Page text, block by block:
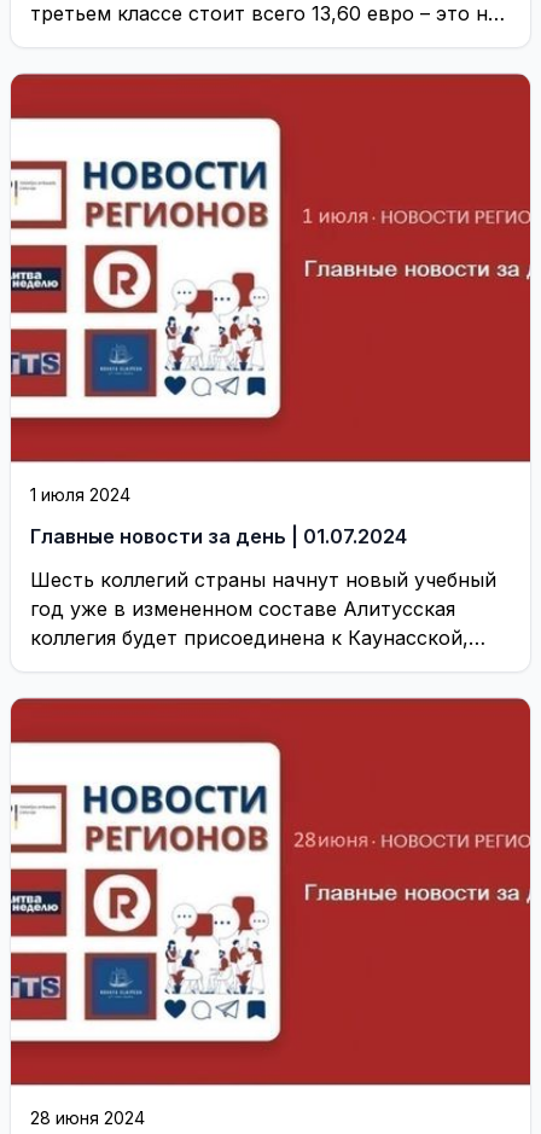
третьем классе стоит всего 13,60 евро – это на
...
1 июля 2024
Главные новости за день | 01.07.2024
Шесть коллегий страны начнут новый учебный
год уже в измененном составе Алитусская
коллегия будет присоединена к Каунасской,
Вильнюсская коллегия дизайна ...
28 июня 2024